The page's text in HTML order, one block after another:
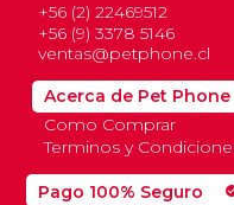
Pago 100% Seguro
+56 (2) 22469512
+56 (9) 3378 5146
ventas@petphone.cl
Acerca de Pet Phone
Como Comprar
Terminos y